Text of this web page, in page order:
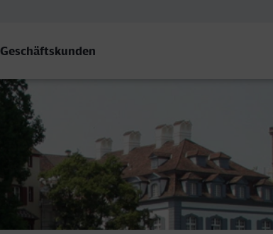
Geschäftskunden